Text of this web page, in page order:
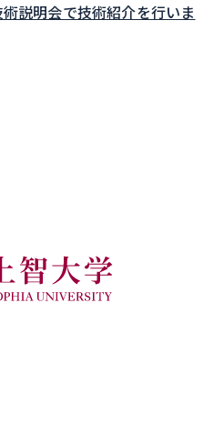
説明会で技術紹介を行いま